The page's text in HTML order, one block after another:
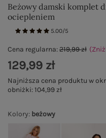
Beżowy damski komplet
ociepleniem
5.00/5
Kolory: beżowy
Cena regularna:219,99 zł
129,99 zł
Najniższa cena produktu w
obniżki:104,99 zł